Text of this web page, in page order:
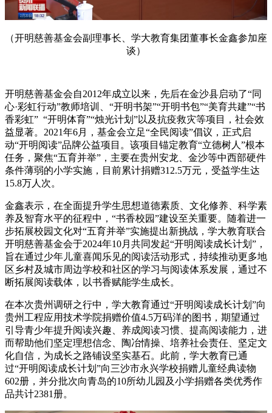
（开明慈善基金会副理事长、学大教育集团董事长金鑫参加座
谈）
开明慈善基金会自2012年成立以来，先后在金沙县启动了“同
心·彩虹行动”教师培训、“开明书架”“开明书包”“美育共建”“书
香彩虹” “开明体育”“烛光计划”以及抗疫救灾等项目，社会效
益显著。2021年6月，基金会立足“全民阅读”倡议，正式启
动“开明阅读”品牌公益项目。该项目锚定教育“立德树人”根本
任务，聚焦“五育并举”，主要在贵州安龙、金沙等中西部硬件
条件薄弱的小学实施，目前累计捐赠312.5万元，受益学生达
15.8万人次。
金鑫表示，在全面提升学生思想道德素质、文化修养、科学素
养及智育水平的征程中，“书香校园”建设至关重要。随着进一
步拓展校园文化对“五育并举”实施提出新挑战，学大教育联合
开明慈善基金会于2024年10月共同发起“开明阅读成长计划”，
旨在通过少年儿童喜闻乐见的阅读活动形式，持续推动更多地
区乡村及城市周边学校和社区的学习与阅读体系发展，通过不
断拓展阅读载体，以书香赋能学生成长。
在本次贵州调研之行中，学大教育通过“开明阅读成长计划”向
贵州工程应用技术学院捐赠价值4.5万码洋的图书，期望通过
引导青少年提升阅读兴趣、养成阅读习惯、提高阅读能力，进
而帮助他们坚定理想信念、陶冶情操、培养社会责任、坚定文
化自信，为成长之路铺设坚实基石。此前，学大教育已通
过“开明阅读成长计划”向三沙市永兴学校捐赠儿童经典读物
602册，并分批次向青岛的10所幼儿园及小学捐赠各类优秀作
品共计2381册。